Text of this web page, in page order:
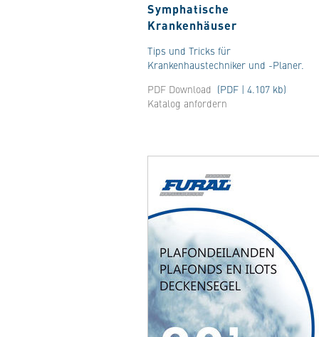
Symphatische
Krankenhäuser
Tips und Tricks für
Krankenhaustechniker und -Planer.
PDF Download (PDF | 4.107 kb)
Katalog anfordern